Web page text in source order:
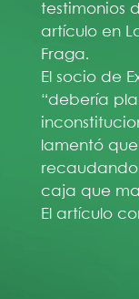
testimonios
artículo en
Fraga.
El socio de
“debería
lamentó
caja que
El artículo